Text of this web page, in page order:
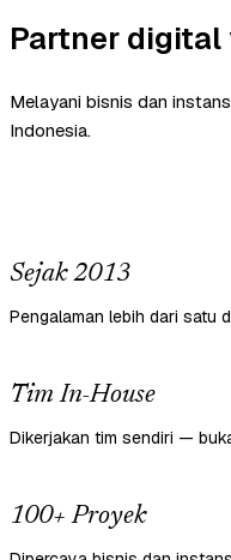
Partner
Melayani bisnis dan
Indonesia.
Sejak 2013
Pengalaman lebih dari satu
Tim In-House
Dikerjakan tim sendiri —
100+ Proyek